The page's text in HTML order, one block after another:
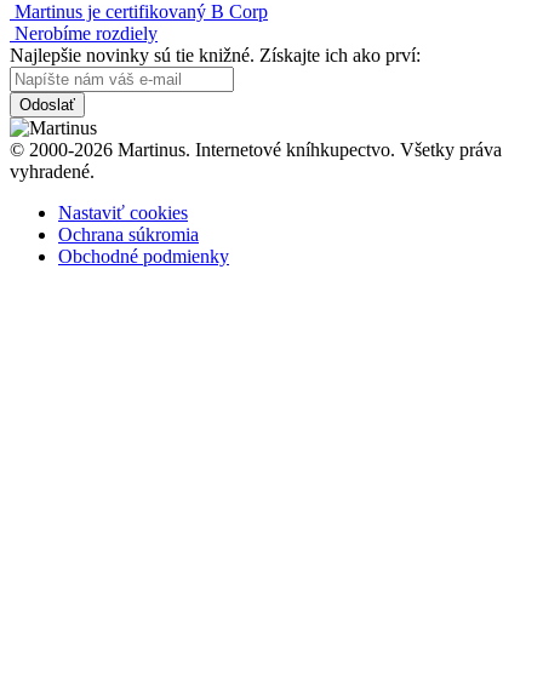
Martinus je certifikovaný B Corp
Nerobíme rozdiely
Najlepšie novinky sú tie knižné. Získajte ich ako prví:
Odoslať
© 2000-2026 Martinus. Internetové kníhkupectvo. Všetky práva
vyhradené.
Nastaviť cookies
Ochrana súkromia
Obchodné podmienky